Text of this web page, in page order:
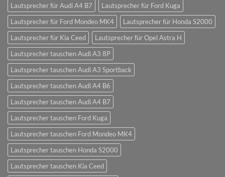
Lautsprecher für Audi A4 B7
Lautsprecher für Ford Kuga
Lautsprecher für Ford Mondeo MK4
Lautsprecher für Honda S2000
Lautsprecher für Kia Ceed
Lautsprecher für Opel Astra H
Lautsprecher tauschen Audi A3 8P
Lautsprecher tauschen Audi A3 Sportback
Lautsprecher tauschen Audi A4 B6
Lautsprecher tauschen Audi A4 B7
Lautsprecher tauschen Ford Kuga
Lautsprecher tauschen Ford Mondeo MK4
Lautsprecher tauschen Honda S2000
Lautsprecher tauschen Kia Ceed